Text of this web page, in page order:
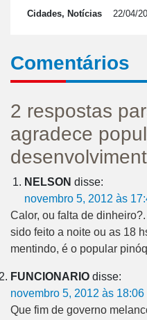
Cidades, Notícias 22/04/
Comentários
2 respostas
agradece
NELSON disse:
novembro 5, 2012 às
Calor, ou falta de
sido feito a noite ou as 18
mentindo, é o popular
FUNCIONARIO disse:
novembro 5, 2012 às 18:06
Que fim de governo